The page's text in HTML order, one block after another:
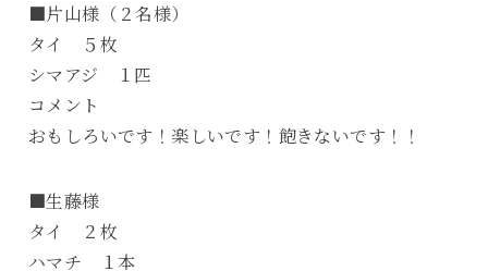
■片山様（２名様）
タイ ５枚
シマアジ １匹
コメント
おもしろいです！楽しいです！飽きないです！！
■生藤様
タイ ２枚
ハマチ １本